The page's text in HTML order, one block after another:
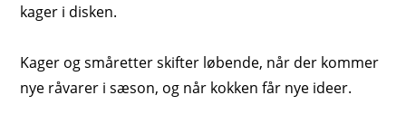
kager i disken.
Kager og småretter skifter løbende, når der kommer
nye råvarer i sæson, og når kokken får nye ideer.